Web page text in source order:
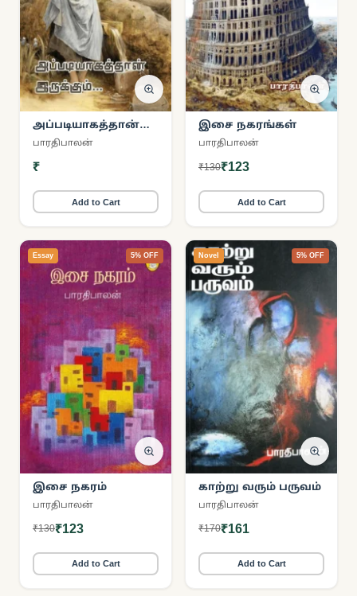
அப்படியாகத்தான்
இருக்கும்…
பாரதிபாலன்
₹
Add to Cart
இசை நகரங்கள்
பாரதிபாலன்
₹130₹123
Add to Cart
Essay 5% OFF
இசை நகரம்
பாரதிபாலன்
₹130₹123
Add to Cart
Novel 5% OFF
காற்று வரும் பருவம்
பாரதிபாலன்
₹170₹161
Add to Cart